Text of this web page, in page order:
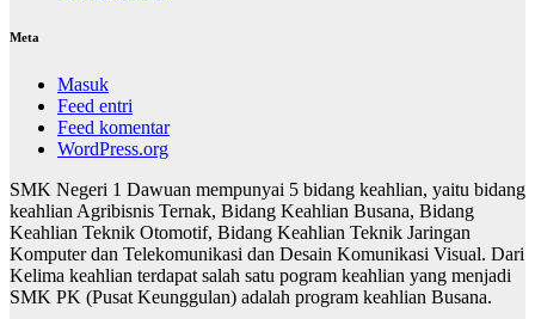
Meta
Masuk
Feed entri
Feed komentar
WordPress.org
SMK Negeri 1 Dawuan mempunyai 5 bidang keahlian, yaitu bidang
keahlian Agribisnis Ternak, Bidang Keahlian Busana, Bidang
Keahlian Teknik Otomotif, Bidang Keahlian Teknik Jaringan
Komputer dan Telekomunikasi dan Desain Komunikasi Visual. Dari
Kelima keahlian terdapat salah satu pogram keahlian yang menjadi
SMK PK (Pusat Keunggulan) adalah program keahlian Busana.